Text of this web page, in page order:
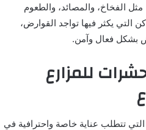
الفخاخ، والمصائد، والطعوم
التي يكثر فيها تواجد القوارض،
بشكل فعال وآمن.
للمزارع
التي تتطلب عناية خاصة واحترافية في